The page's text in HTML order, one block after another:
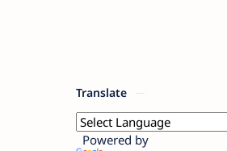
Translate
Powered by